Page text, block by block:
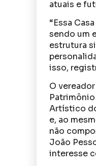
atuais e
“Essa
sendo um
estrutura
isso,
O
Artístico
e, ao
não
João
interesse